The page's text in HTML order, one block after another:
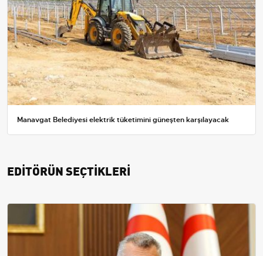
Manavgat Belediyesi elektrik tüketimini güneşten karşılayacak
EDİTÖRÜN SEÇTİKLERİ